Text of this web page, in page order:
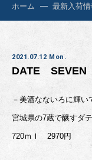
ホーム 最新入荷情
2021.07.12 Mon.
DATE
－美酒なないろに輝い
宮城県の7蔵で醸すダ
720ｍｌ 2970円